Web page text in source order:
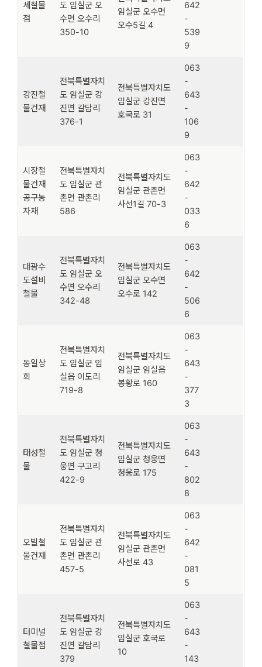
세철물
점
도 임실군 오
수면 오수리
350-10
임실군 오수면
오수5길 4
642
-
539
9
강진철
물건재
전북특별자치
도 임실군 강
진면 갈담리
376-1
전북특별자치도
임실군 강진면
호국로 31
063
-
643
-
106
9
시장철
물건재
공구농
자재
전북특별자치
도 임실군 관
촌면 관촌리
586
전북특별자치도
임실군 관촌면
사선1길 70-3
063
-
642
-
033
6
대광수
도설비
철물
전북특별자치
도 임실군 오
수면 오수리
342-48
전북특별자치도
임실군 오수면
오수로 142
063
-
642
-
506
6
동일상
회
전북특별자치
도 임실군 임
실읍 이도리
719-8
전북특별자치도
임실군 임실읍
봉황로 160
063
-
643
-
377
3
태성철
물
전북특별자치
도 임실군 청
웅면 구고리
422-9
전북특별자치도
임실군 청웅면
청웅로 175
063
-
643
-
802
8
오빌철
물건재
전북특별자치
도 임실군 관
촌면 관촌리
457-5
전북특별자치도
임실군 관촌면
사선로 43
063
-
642
-
081
5
터미널
철물점
전북특별자치
도 임실군 강
진면 갈담리
379
전북특별자치도
임실군 호국로
10
063
-
643
-
143